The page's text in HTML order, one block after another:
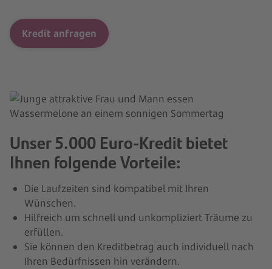
Kredit anfragen
Unser 5.000 Euro-Kredit bietet
Ihnen folgende Vorteile:
Die Laufzeiten sind kompatibel mit Ihren
Wünschen.
Hilfreich um schnell und unkompliziert Träume zu
erfüllen.
Sie können den Kreditbetrag auch individuell nach
Ihren Bedürfnissen hin verändern.